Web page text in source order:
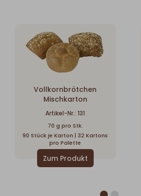
Vollkornbrötchen
Mischkarton
Artikel-Nr.: 131
70 g pro Stk.
90 Stück je Karton | 32 Kartons
pro Palette